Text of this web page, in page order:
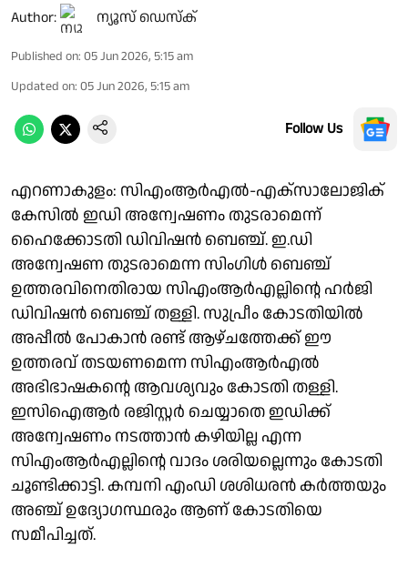
Author: ന്യൂസ് ഡെസ്ക്
Published on: 05 Jun 2026, 5:15 am
Updated on: 05 Jun 2026, 5:15 am
Follow Us
എറണാകുളം: സിഎംആർഎൽ-എക്സാലോജിക്
കേസിൽ ഇഡി അന്വേഷണം തുടരാമെന്ന്
ഹൈക്കോടതി ഡിവിഷൻ ബെഞ്ച്. ഇ.ഡി
അന്വേഷണ തുടരാമെന്ന സിംഗിൾ ബെഞ്ച്
ഉത്തരവിനെതിരായ സിഎംആർഎല്ലിന്റെ ഹർജി
ഡിവിഷൻ ബെഞ്ച് തള്ളി. സുപ്രീം കോടതിയിൽ
അപ്പീൽ പോകാൻ രണ്ട് ആഴ്ചത്തേക്ക് ഈ
ഉത്തരവ് തടയണമെന്ന സിഎംആർഎൽ
അഭിഭാഷകൻ്റെ ആവശ്യവും കോടതി തള്ളി.
ഇസിഐആർ രജിസ്റ്റർ ചെയ്യാതെ ഇഡിക്ക്
അന്വേഷണം നടത്താൻ കഴിയില്ല എന്ന
സിഎംആർഎല്ലിൻ്റെ വാദം ശരിയല്ലെന്നും കോടതി
ചൂണ്ടിക്കാട്ടി. കമ്പനി എംഡി ശശിധരൻ കർത്തയും
അഞ്ച് ഉദ്യോഗസ്ഥരും ആണ് കോടതിയെ
സമീപിച്ചത്.